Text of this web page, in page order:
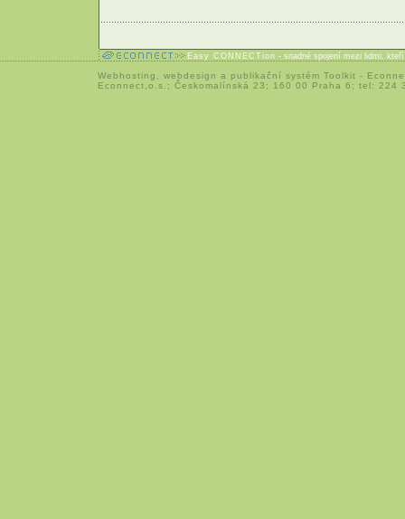
Easy CONNECTion - snadné spojení mezi lidmi,
Webhosting webdesign a publikační systém Toolkit -
Econnect,o.s.; Českomalínská 23; 160 00 Praha 6; tel: 224